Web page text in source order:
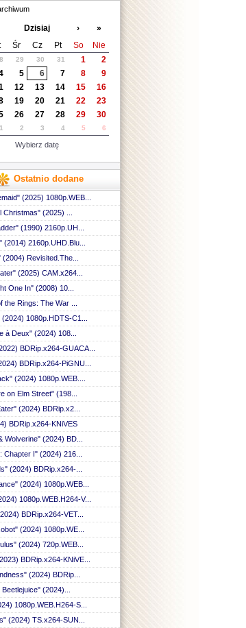
Dzisiaj ›
»
Śr Cz Pt So Nie
29 30 31 1
2
5 6 7 8
9
12 13 14 15
16
19 20 21 22
23
26 27 28 29
30
1 2 3 4 5 6
Wybierz datę
Ostatnio dodane
(2025) 1080p.WEB...
Christmas" (2025) ...
(1990) 2160p.UH...
(2014) 2160p.UHD.Blu...
Revisited.The...
(2025) CAM.x264...
One In" (2008) 10...
the Rings: The War ...
1080p.HDTS-C1...
à Deux" (2024) 108...
BDRip.x264-GUACA...
BDRip.x264-PiGNU...
(2024) 1080p.WEB....
on Elm Street" (198...
(2024) BDRip.x2...
BDRip.x264-KNiVES
Wolverine" (2024) BD...
Chapter I" (2024) 216...
(2024) BDRip.x264-...
(2024) 1080p.WEB...
1080p.WEB.H264-V...
BDRip.x264-VET...
(2024) 1080p.WE...
(2024) 720p.WEB...
BDRip.x264-KNiVE...
(2024) BDRip...
(2024)...
1080p.WEB.H264-S...
(2024) TS.x264-SUN...